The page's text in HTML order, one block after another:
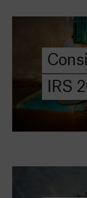
IRS
Saiba tudo
IRS: o que é,
preencher, e
MSF com o
DOE
AGORA
Angarie
A MSF
chegar